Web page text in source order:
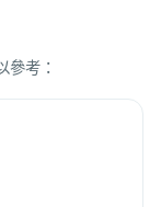
參考：